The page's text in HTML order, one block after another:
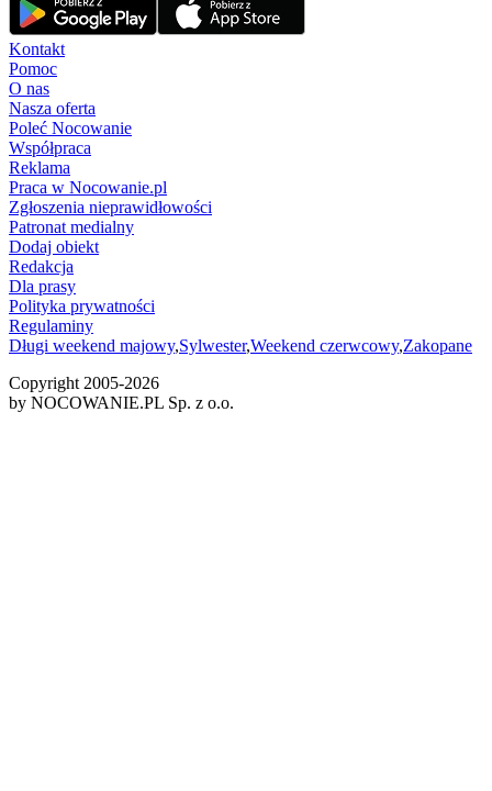
Kontakt
Pomoc
O nas
Nasza oferta
Poleć Nocowanie
Współpraca
Reklama
Praca w Nocowanie.pl
Zgłoszenia nieprawidłowości
Patronat medialny
Dodaj obiekt
Redakcja
Dla prasy
Polityka prywatności
Regulaminy
Długi weekend majowy,Sylwester,Weekend czerwcowy,Zakopane
Copyright 2005-2026
by NOCOWANIE.PL Sp. z o.o.